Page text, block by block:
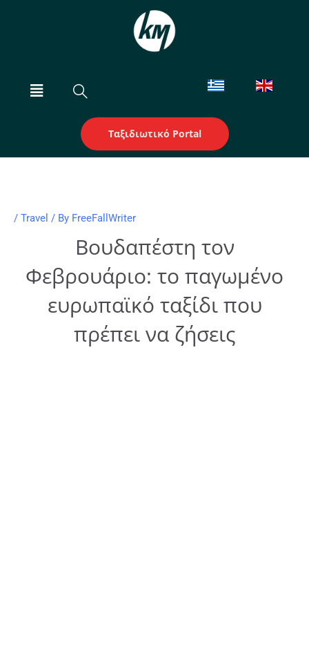
Menu
Ταξιδιωτικό Portal
/ Travel / By FreeFallWriter
Βουδαπέστη τον
Φεβρουάριο: το παγωμένο
ευρωπαϊκό ταξίδι που
πρέπει να ζήσεις